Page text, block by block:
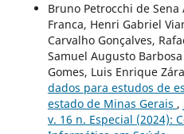
Bruno Petrocchi de Sena
Franca, Henri Gabriel
Carvalho Gonçalves,
Samuel Augusto
Gomes, Luis Enrique
dados para estudos de
estado de Minas Gerais ,
v. 16 n. Especial (2024):